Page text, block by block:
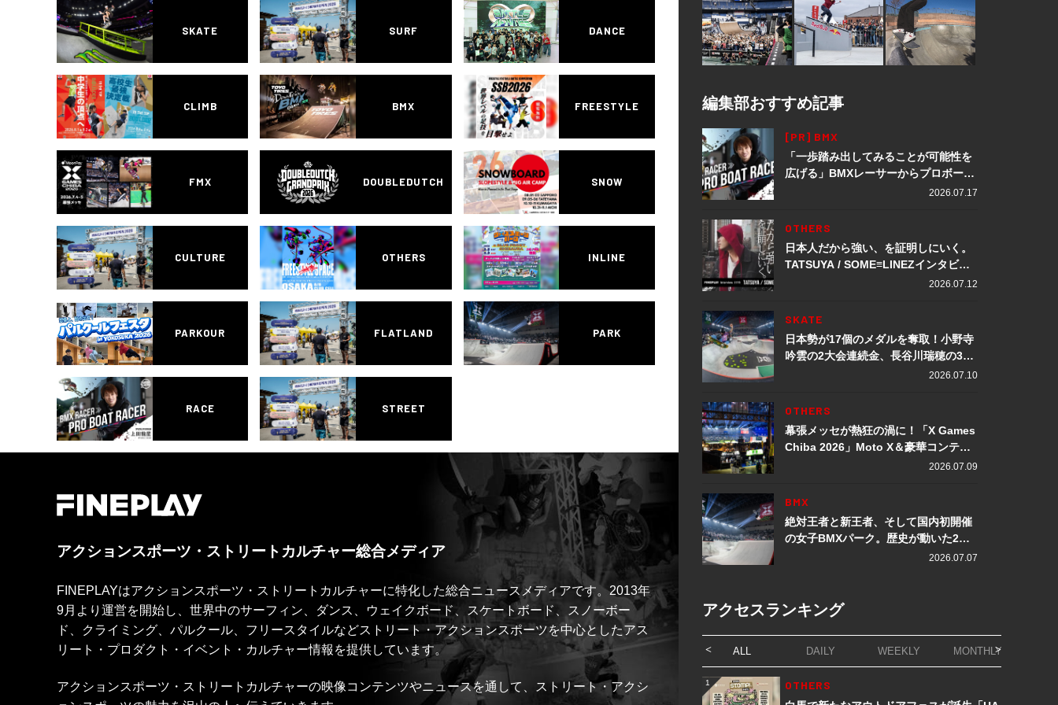
SKATE SURF DANCE
CLIMB BMX FREESTYLE
FMX DOUBLEDUTCH SNOW
CULTURE OTHERS INLINE
PARKOUR FLATLAND PARK
RACE STREET
アクションスポーツ・ストリートカルチャー総合メディア
FINEPLAYはアクションスポーツ・ストリートカルチャーに特化した総合ニュースメディアです。2013年
9月より運営を開始し、世界中のサーフィン、ダンス、ウェイクボード、スケートボード、スノーボー
ド、クライミング、パルクール、フリースタイルなどストリート・アクションスポーツを中心としたアス
リート・プロダクト・イベント・カルチャー情報を提供しています。
アクションスポーツ・ストリートカルチャーの映像コンテンツやニュースを通して、ストリート・アクシ
編集部おすすめ記事
[PR] BMX
「一歩踏み出してみることが可能性を
広げる」BMXレーサーからプロボート
レーサーへ転身。上田龍星が体現する
2026.07.17
OTHERS
日本人だから強い、を証明しにいく。
TATSUYA / SOME≡LINEZインタビュ
2026.07.12
SKATE
日本勢が17個のメダルを奪取！小野寺
吟雲の2大会連続金、長谷川瑞穂の3メ
ダル獲得など数々の快挙をプレイバッ
2026.07.10
OTHERS
幕張メッセが熱狂の渦に！「X Games
Chiba 2026」Moto X＆豪華コンテン
2026.07.09
BMX
絶対王者と新王者、そして国内初開催
の女子BMXパーク。歴史が動いた2日
2026.07.07
アクセスランキング
ALL DAILY WEEKLY MONTHLY
1 OTHERS